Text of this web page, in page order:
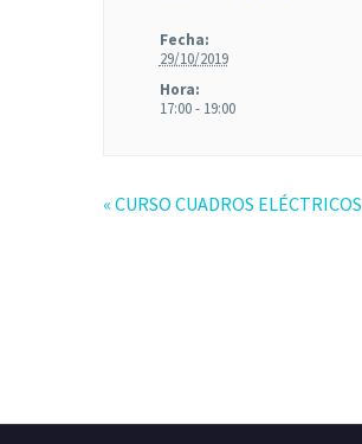
Fecha:
29/10/2019
Hora:
17:00 - 19:00
« CURSO CUADROS ELÉCTRICOS